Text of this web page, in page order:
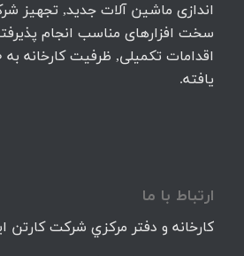
اندازی ماشین آلات جدید, تجهیز
سخت افزارهای مناسب انجام
یافته.
ارتباط با ما
كارخانه و دفتر مركزي شركت كارتن